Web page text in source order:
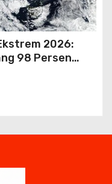
2026:
98 Persen